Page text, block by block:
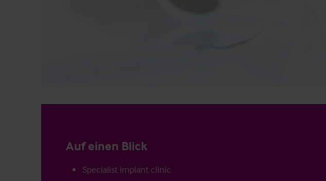
Auf einen Blick
Specialist implant clinic